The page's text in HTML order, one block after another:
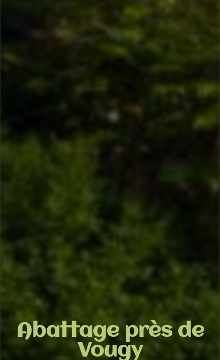
Abattage près de
Vougy